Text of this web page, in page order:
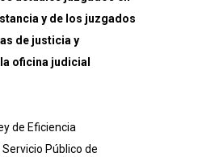
y de los juzgados
de justicia y
oficina judicial
de Eficiencia
Público de